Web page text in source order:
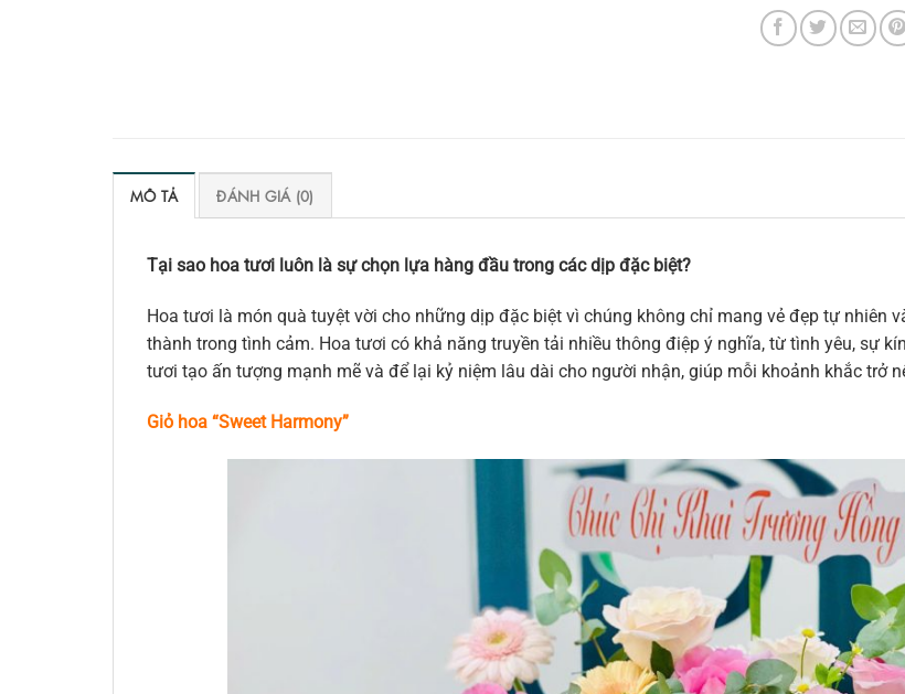
MÔ TẢ ĐÁNH GIÁ (0)
Tại sao hoa tươi luôn là sự chọn lựa hàng đầu trong các dịp đặc biệt?
Hoa tươi là món quà tuyệt vời cho những dịp đặc biệt vì chúng không chỉ mang vẻ đẹp tự nhiên
thành trong tình cảm. Hoa tươi có khả năng truyền tải nhiều thông điệp ý nghĩa, từ tình yêu, sự
tươi tạo ấn tượng mạnh mẽ và để lại kỷ niệm lâu dài cho người nhận, giúp mỗi khoảnh khắc trở
Giỏ hoa “Sweet Harmony”